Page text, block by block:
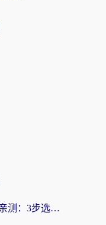
穿梭和海归好用吗？海外党亲测：3步选对回国加速器，无缝刷国内剧玩手游